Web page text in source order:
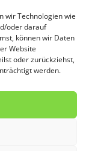
wir Technologien wie
oder darauf
können wir Daten
Website
oder zurückziehst,
werden.